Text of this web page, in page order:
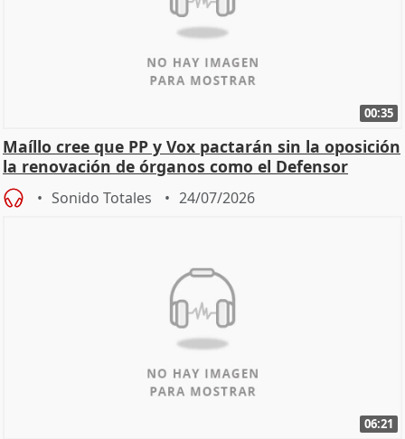
00:35
Maíllo cree que PP y Vox pactarán sin la oposición
la renovación de órganos como el Defensor
Sonido Totales 24/07/2026
06:21